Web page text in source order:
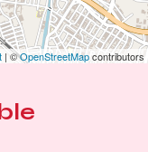
| ©OpenStreetMapcontributors